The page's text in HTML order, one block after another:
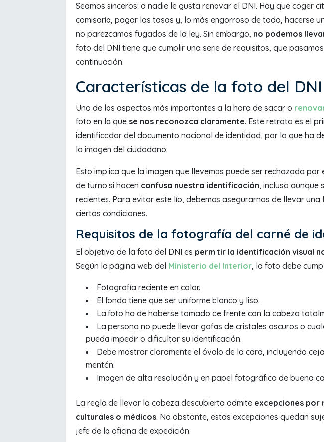
Seamos sinceros: a nadie le gusta renovar el DNI. Hay que coger
comisaría, pagar las tasas y, lo más engorroso de todo, hacerse
no parezcamos fugados de la ley. Sin embargo, no podemos
foto del DNI tiene que cumplir una serie de requisitos, que
continuación.
Características de la foto del DNI
Uno de los aspectos más importantes a la hora de sacar o
foto en la que se nos reconozca claramente. Este retrato es el
identificador del documento nacional de identidad, por lo que ha
la imagen del ciudadano.
Esto implica que la imagen que llevemos puede ser rechazada por
de turno si hacen confusa nuestra identificación, incluso aunque
recientes. Para evitar este lío, debemos asegurarnos de llevar una
ciertas condiciones.
Requisitos de la fotografía del carné de
El objetivo de la foto del DNI es permitir la identificación visual
Según la página web del Ministerio del Interior, la foto debe
Fotografía reciente en color.
El fondo tiene que ser uniforme blanco y liso.
La foto ha de haberse tomado de frente con la cabeza
La persona no puede llevar gafas de cristales oscuros o
pueda impedir o dificultar su identificación.
Debe mostrar claramente el óvalo de la cara, incluyendo
mentón.
Imagen de alta resolución y en papel fotográfico de buena
La regla de llevar la cabeza descubierta admite excepciones por
culturales o médicos. No obstante, estas excepciones quedan
jefe de la oficina de expedición.